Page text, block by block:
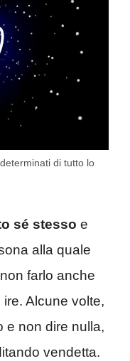
di tutto lo
sé stesso e
alla quale
farlo anche
Alcune volte,
e non dire nulla,
vendetta.